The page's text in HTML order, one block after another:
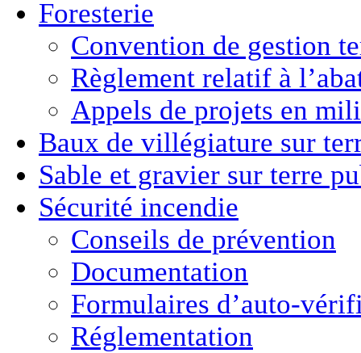
Foresterie
Convention de gestion
Règlement relatif à
Appels de projets en
Baux de villégiature sur
Sable et gravier sur terre
Sécurité incendie
Conseils de prévention
Documentation
Formulaires d’auto-
Réglementation